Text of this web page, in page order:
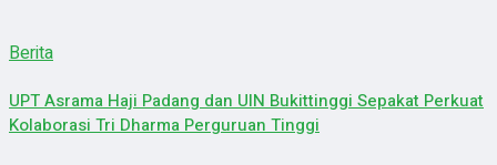
Berita
UPT Asrama Haji Padang dan UIN Bukittinggi Sepakat Perkuat
Kolaborasi Tri Dharma Perguruan Tinggi